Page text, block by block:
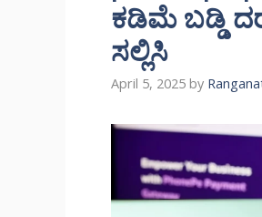
ಕಡಿಮೆ ಬಡ್ಡಿ
ಸಲ್ಲಿಸಿ
April 5, 2025 by